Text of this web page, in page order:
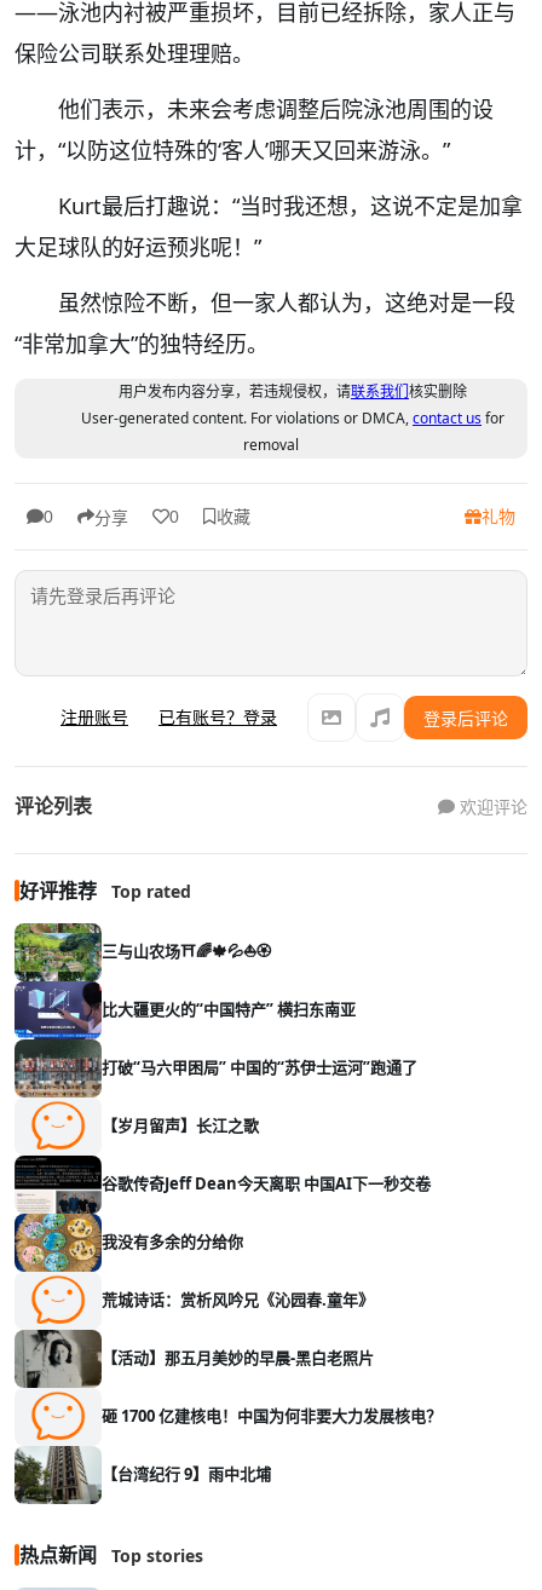
——泳池内衬被严重损坏，目前已经拆除，家人正与
保险公司联系处理理赔。
他们表示，未来会考虑调整后院泳池周围的设
计，“以防这位特殊的‘客人’哪天又回来游泳。”
Kurt最后打趣说：“当时我还想，这说不定是加拿
大足球队的好运预兆呢！”
虽然惊险不断，但一家人都认为，这绝对是一段
“非常加拿大”的独特经历。
用户发布内容分享，若违规侵权，请联系我们核实删除
User-generated content. For violations or DMCA,contact usfor
removal
0 分享 0 收藏 礼物
注册账号 已有账号？登录 登录后评论
评论列表 欢迎评论
好评推荐 Top rated
三与山农场⛩️🌈🍁💦⛵🏵️
比大疆更火的“中国特产” 横扫东南亚
打破“马六甲困局” 中国的“苏伊士运河”跑通了
【岁月留声】长江之歌
谷歌传奇Jeff Dean今天离职 中国AI下一秒交卷
我没有多余的分给你
荒城诗话：赏析风吟兄《沁园春.童年》
【活动】那五月美妙的早晨-黑白老照片
砸 1700 亿建核电！中国为何非要大力发展核电？
【台湾纪行 9】雨中北埔
热点新闻 Top stories